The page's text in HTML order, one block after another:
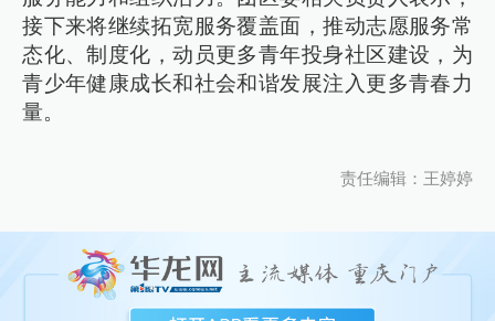
接下来将继续拓宽服务覆盖面，推动志愿服务常
态化、制度化，动员更多青年投身社区建设，为
青少年健康成长和社会和谐发展注入更多青春力
量。
责任编辑：王婷婷